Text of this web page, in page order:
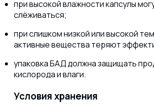
при высокой влажности капсулы
слёживаться;
при слишком низкой или высокой
активные вещества теряют
упаковка БАД должна защищать
кислорода и влаги.
Условия хранения